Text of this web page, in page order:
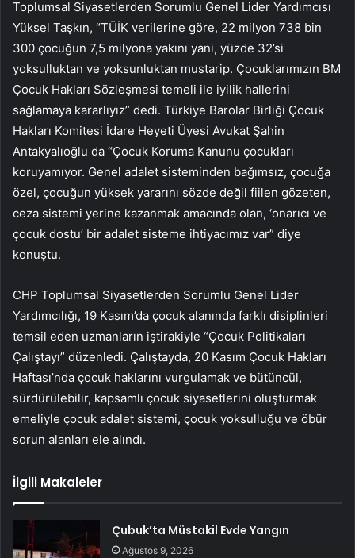
Toplumsal Siyasetlerden Sorumlu Genel Lider Yardımcısı
Yüksel Taşkın, “TÜİK verilerine göre, 22 milyon 738 bin
300 çocuğun 7,5 milyona yakını yani, yüzde 32’si
yoksulluktan ve yoksunluktan mustarip. Çocuklarımızın BM
Çocuk Hakları Sözleşmesi temeli ile iyilik hallerini
sağlamaya kararlıyız” dedi. Türkiye Barolar Birliği Çocuk
Hakları Komitesi İdare Heyeti Üyesi Avukat Şahin
Antakyalıoğlu da “Çocuk Koruma Kanunu çocukları
koruyamıyor. Genel adalet sisteminden bağımsız, çocuğa
özel, çocuğun yüksek yararını sözde değil fiilen gözeten,
ceza sistemi yerine kazanmak amacında olan, ‘onarıcı ve
çocuk dostu’ bir adalet sisteme ihtiyacımız var” diye
konuştu.
CHP Toplumsal Siyasetlerden Sorumlu Genel Lider
Yardımcılığı, 19 Kasım’da çocuk alanında farklı disiplinleri
temsil eden uzmanların iştirakiyle “Çocuk Politikaları
Çalıştayı” düzenledi. Çalıştayda, 20 Kasım Çocuk Hakları
Haftası’nda çocuk haklarını vurgulamak ve bütüncül,
sürdürülebilir, kapsamlı çocuk siyasetlerini oluşturmak
emeliyle çocuk adalet sistemi, çocuk yoksulluğu ve öbür
sorun alanları ele alındı.
İlgili Makaleler
Çubuk’ta Müstakil Evde Yangın
Ağustos 9, 2026